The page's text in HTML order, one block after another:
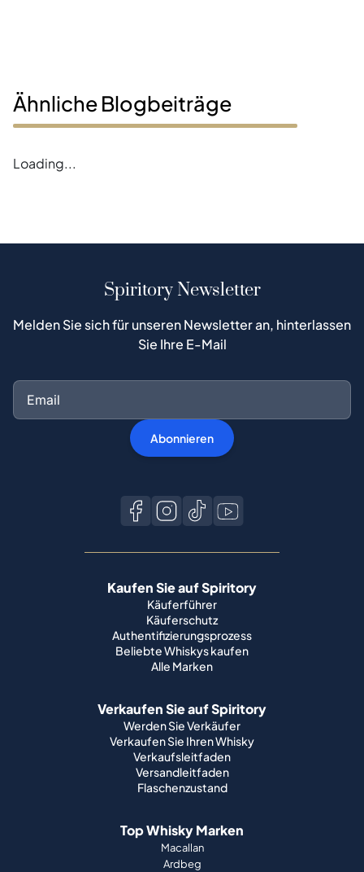
Ähnliche Blogbeiträge
Loading...
Spiritory Newsletter
Melden Sie sich für unseren Newsletter an, hinterlassen
Sie Ihre E-Mail
Abonnieren
Kaufen Sie auf Spiritory
Käuferführer
Käuferschutz
Authentifizierungsprozess
Beliebte Whiskys kaufen
Alle Marken
Verkaufen Sie auf Spiritory
Werden Sie Verkäufer
Verkaufen Sie Ihren Whisky
Verkaufsleitfaden
Versandleitfaden
Flaschenzustand
Top Whisky Marken
Macallan
Ardbeg